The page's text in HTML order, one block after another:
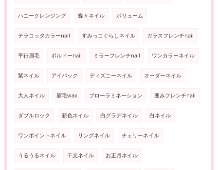
ハニークレンジング 蝶々ネイル ボリューム
テラコッタカラーnail すみっコぐらしネイル ガラスフレンチnail
平行眉毛 ボルドーnail ミラーフレンチnail ワンカラーネイル
紫ネイル アイパック ディズニーネイル オーダーネイル
大人ネイル 眉毛wax ブローラミネーション 囲みフレンチnail
ダブルロック 新色ネイル 白グラデネイル 白ネイル
ワンポイントネイル リングネイル チェリーネイル
うるうるネイル 干支ネイル お正月ネイル